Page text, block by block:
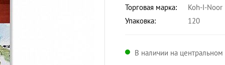
Торговая марка:
Koh-I-Noor
Упаковка:
120
В наличии на